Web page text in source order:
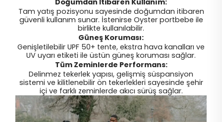
Doğumdan İtibaren Kullanım:
Tam yatış pozisyonu sayesinde doğumdan itibaren
güvenli kullanım sunar. İstenirse Oyster portbebe ile
birlikte kullanılabilir.
Güneş Koruması:
Genişletilebilir UPF 50+ tente, ekstra hava kanalları ve
UV uyarı etiketi ile üstün güneş koruması sağlar.
Tüm Zeminlerde Performans:
Delinmez tekerlek yapısı, gelişmiş süspansiyon
sistemi ve kilitlenebilir ön tekerlekleri sayesinde şehir
içi ve farklı zeminlerde akıcı sürüş sağlar.